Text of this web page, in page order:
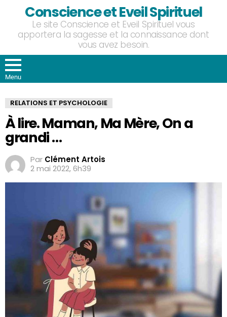
Conscience et Eveil Spirituel
Le site Conscience et Eveil Spirituel vous
apportera la sagesse et la connaissance dont
vous avez besoin.
Menu
RELATIONS ET PSYCHOLOGIE
À lire. Maman, Ma Mère, On a
grandi …
Par Clément Artois
2 mai 2022, 6h39